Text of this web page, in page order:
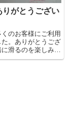
りがとうござい
のお客様にご利用
。ありがとうござ
滑るのを楽しみに
、受験なのに会